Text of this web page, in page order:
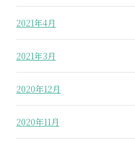
2021年4月
2021年3月
2020年12月
2020年11月